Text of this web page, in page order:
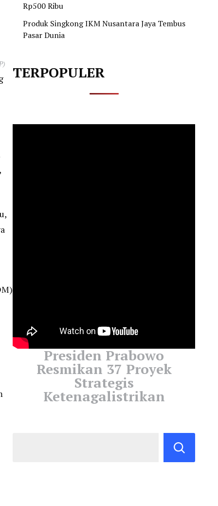
Rp500 Ribu
Produk Singkong IKM Nusantara Jaya Tembus
Pasar Dunia
TERPOPULER
Presiden Prabowo
Resmikan 37 Proyek
Strategis
Ketenagalistrikan